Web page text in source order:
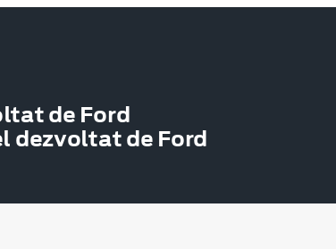
de Ford
dezvoltat de Ford